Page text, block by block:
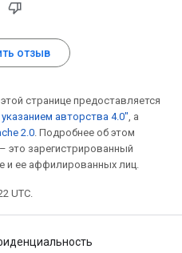
отзыв
странице предоставляется
авторства 4.0", а
2.0. Подробнее об этом
это зарегистрированный
и ее аффилированных лиц.
UTC.